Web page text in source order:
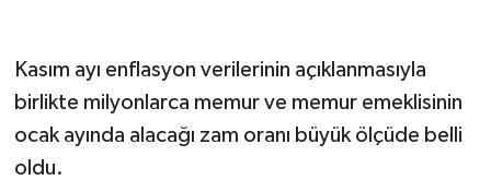
Kasım ayı enflasyon verilerinin açıklanmasıyla
birlikte milyonlarca memur ve memur emeklisinin
ocak ayında alacağı zam oranı büyük ölçüde belli
oldu.